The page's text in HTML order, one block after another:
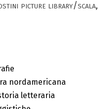
picture library/scala,
nordamericana
letteraria